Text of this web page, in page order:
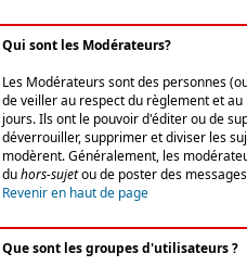
Qui sont les Modérateurs?
Les Modérateurs sont des personnes
de veiller au respect du règlement et
jours. Ils ont le pouvoir d'éditer ou de
déverrouiller, supprimer et diviser les
modèrent. Généralement, les
duhors-sujetou de poster des
Revenir en haut de page
Que sont les groupes d'utilisateurs ?